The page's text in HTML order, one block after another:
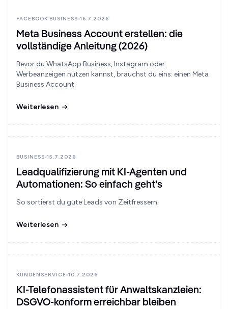
FACEBOOK BUSINESS 16.7.2026
Meta Business Account erstellen: die
vollständige Anleitung (2026)
Bevor du WhatsApp Business, Instagram oder
Werbeanzeigen nutzen kannst, brauchst du eins: einen Meta
Business Account.
Weiterlesen
BUSINESS 15.7.2026
Leadqualifizierung mit KI-Agenten und
Automationen: So einfach geht's
So sortierst du gute Leads von Zeitfressern.
Weiterlesen
KUNDENSERVICE 10.7.2026
KI-Telefonassistent für Anwaltskanzleien:
DSGVO-konform erreichbar bleiben